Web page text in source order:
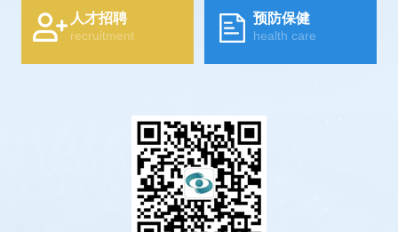
人才招聘
recruitment
预防保健
health care